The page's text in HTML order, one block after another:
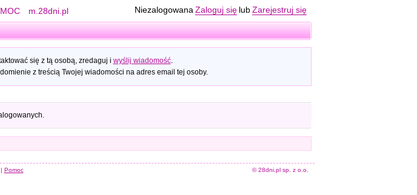
m.28dni.pl Niezalogowana Zaloguj się lub Zarejestruj się
się z tą osobą, zredaguj i wyślij wiadomość.
z treścią Twojej wiadomości na adres email tej osoby.
| Pomoc © 28dni.pl sp. z o.o.